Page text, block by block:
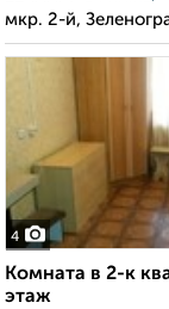
мкр. 2-й,
4
Комната в 2-к
этаж